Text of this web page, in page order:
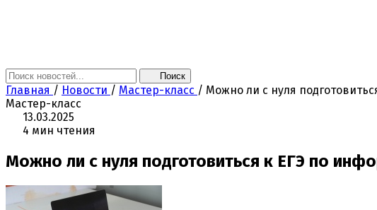
Поиск
Главная / Новости / Мастер-класс / Можно ли с нуля
Мастер-класс
13.03.2025
4 мин чтения
Можно ли с нуля подготовиться к ЕГЭ по